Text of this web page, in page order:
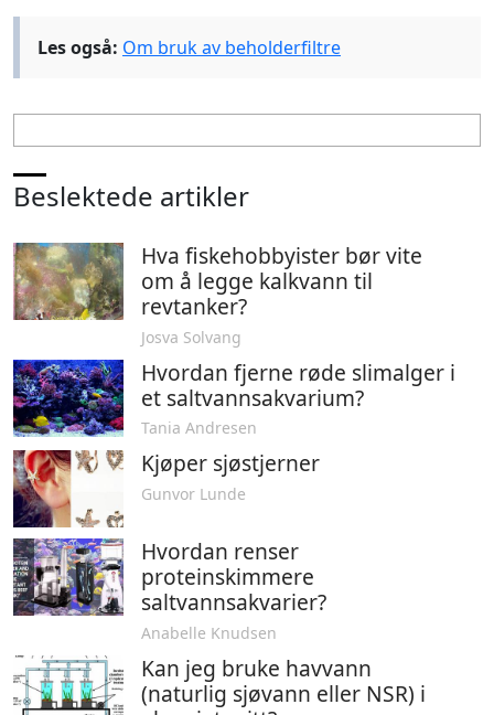
Les også: Om bruk av beholderfiltre
Beslektede artikler
Hva fiskehobbyister bør vite
om å legge kalkvann til
revtanker?
Josva Solvang
Hvordan fjerne røde slimalger i
et saltvannsakvarium?
Tania Andresen
Kjøper sjøstjerner
Gunvor Lunde
Hvordan renser
proteinskimmere
saltvannsakvarier?
Anabelle Knudsen
Kan jeg bruke havvann
(naturlig sjøvann eller NSR) i